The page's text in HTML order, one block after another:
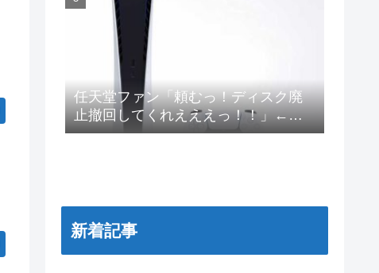
任天堂ファン「頼むっ！ディスク廃
止撤回してくれえええっ！！」←こ
れｗｗｗｗｗｗｗｗｗｗ
新着記事